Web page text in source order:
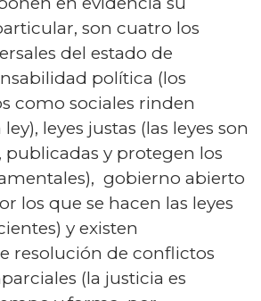
son cuatro los
del estado de
política (los
como sociales rinden
leyes justas (las leyes son
publicadas y protegen los
gobierno abierto
los que se hacen las leyes
y existen
resolución de conflictos
(la justicia es